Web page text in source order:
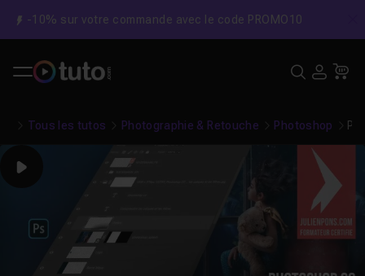
-10% sur votre commande avec le code PROMO10
Tous les tutos Photographie & Retouche Photoshop
Play